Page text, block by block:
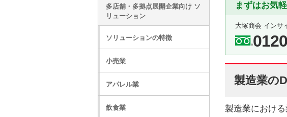
まずはお気
大塚商会 インサ
製造業の
製造業におけ
多店舗・多拠点展開企業向け ソ
リューション
ソリューションの特徴
小売業
アパレル業
飲食業